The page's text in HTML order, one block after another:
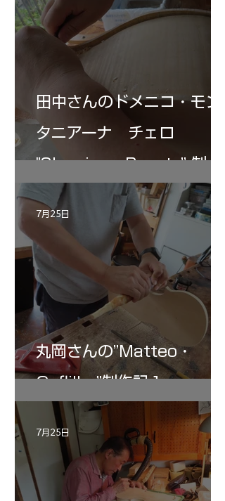
田中さんのドメニコ・モン
タニアーナ チェロ
"Sleeping・Beauty” 制作
記 30
丸岡さんの”Matteo・
Gofliller”制作記１
7月25日
7月25日